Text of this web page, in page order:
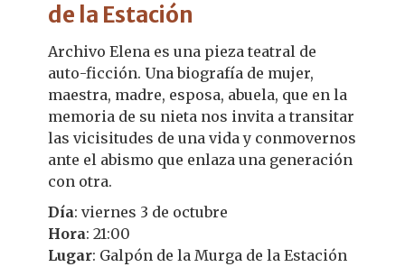
de la Estación
Archivo Elena es una pieza teatral de
auto-ficción. Una biografía de mujer,
maestra, madre, esposa, abuela, que en la
memoria de su nieta nos invita a transitar
las vicisitudes de una vida y conmovernos
ante el abismo que enlaza una generación
con otra.
Día: viernes 3 de octubre
Hora: 21:00
Lugar: Galpón de la Murga de la Estación